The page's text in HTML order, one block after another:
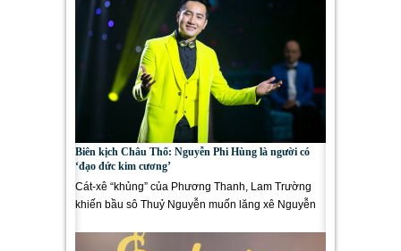
Biên kịch Châu Thổ: Nguyễn Phi Hùng là người có
‘đạo đức kim cương’
Cát-xê “khủng” của Phương Thanh, Lam Trường
khiến bầu sô Thuỷ Nguyễn muốn lăng xê Nguyễn